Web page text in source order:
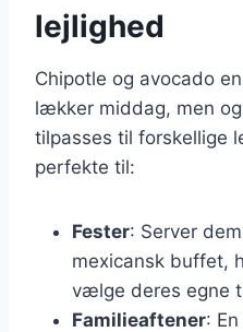
lejlighed
Chipotle og avocado
lækker middag, men
tilpasses til forskellige
perfekte til:
Fester: Server
mexicansk buffet,
vælge deres egne
Familieaftener: